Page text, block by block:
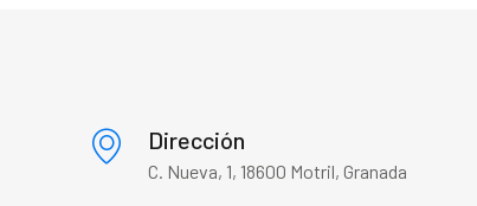
Dirección
C. Nueva, 1, 18600 Motril, Granada